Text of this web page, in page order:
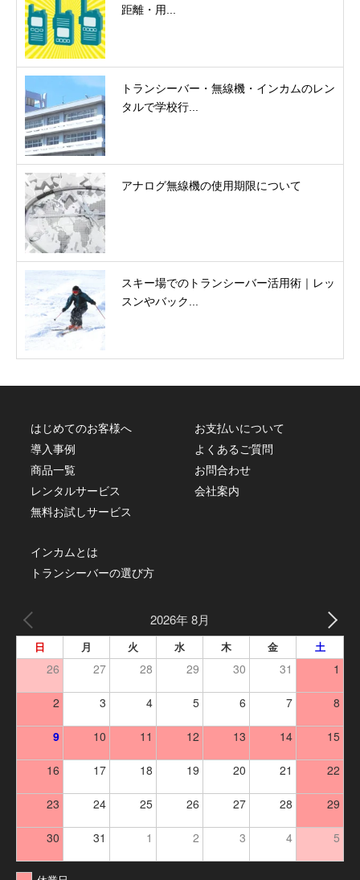
距離・用...
トランシーバー・無線機・インカムのレン
タルで学校行...
アナログ無線機の使用期限について
スキー場でのトランシーバー活用術｜レッ
スンやバック...
はじめてのお客様へ
導入事例
商品一覧
レンタルサービス
無料お試しサービス
お支払いについて
よくあるご質問
お問合わせ
会社案内
インカムとは
トランシーバーの選び方
2026年 8月
日 月 火 水 木 金 土
26 27 28 29 30 31 1
2 3 4 5 6 7 8
9 10 11 12 13 14 15
16 17 18 19 20 21 22
23 24 25 26 27 28 29
30 31 1 2 3 4 5